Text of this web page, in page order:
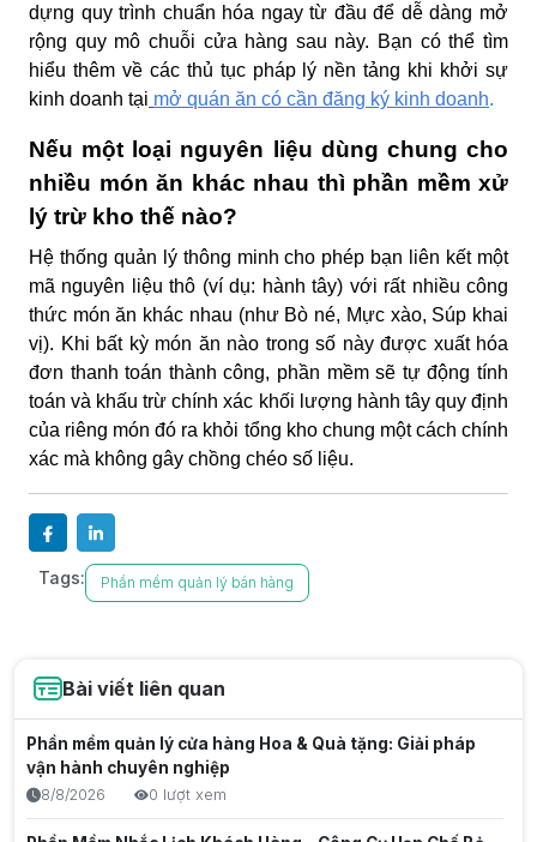
dựng quy trình chuẩn hóa ngay từ đầu để dễ dàng mở
rộng quy mô chuỗi cửa hàng sau này. Bạn có thể tìm
hiểu thêm về các thủ tục pháp lý nền tảng khi khởi sự
kinh doanh tại mở quán ăn có cần đăng ký kinh doanh.
Nếu một loại nguyên liệu dùng chung cho
nhiều món ăn khác nhau thì phần mềm xử
lý trừ kho thế nào?
Hệ thống quản lý thông minh cho phép bạn liên kết một
mã nguyên liệu thô (ví dụ: hành tây) với rất nhiều công
thức món ăn khác nhau (như Bò né, Mực xào, Súp khai
vị). Khi bất kỳ món ăn nào trong số này được xuất hóa
đơn thanh toán thành công, phần mềm sẽ tự động tính
toán và khấu trừ chính xác khối lượng hành tây quy định
của riêng món đó ra khỏi tổng kho chung một cách chính
xác mà không gây chồng chéo số liệu.
Tags: Phần mềm quản lý bán hàng
Bài viết liên quan
Phần mềm quản lý cửa hàng Hoa & Quà tặng: Giải pháp
vận hành chuyên nghiệp
8/8/2026 0 lượt xem